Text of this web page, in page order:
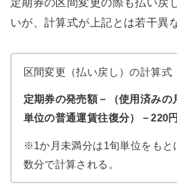
いが、計算式が上記とは若干異
区間変更（払い戻し）の計算式
定期券の発売額－（使用済みの
単位の普通運賃往復分）－220
※1か月未満分は1旬単位をもと
数分で計算される。